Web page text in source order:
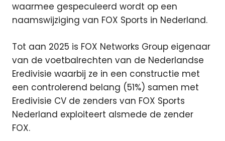
waarmee gespeculeerd wordt op een
naamswijziging van FOX Sports in Nederland.
Tot aan 2025 is FOX Networks Group eigenaar
van de voetbalrechten van de Nederlandse
Eredivisie waarbij ze in een constructie met
een controlerend belang (51%) samen met
Eredivisie CV de zenders van FOX Sports
Nederland exploiteert alsmede de zender
FOX.